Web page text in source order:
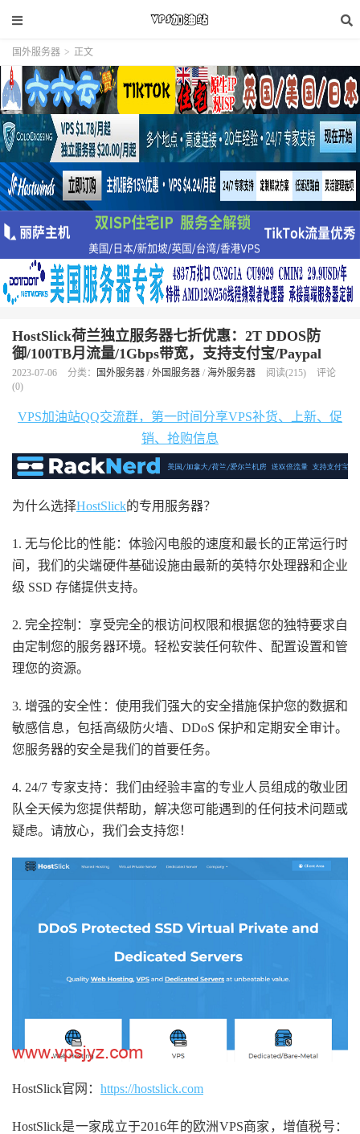
国外服务器 > 正文
HostSlick荷兰独立服务器七折优惠：2T DDOS防
御/100TB月流量/1Gbps带宽，支持支付宝/Paypal
2023-07-06 分类： 国外服务器 / 外国服务器 / 海外服务器 阅读(215)
评论
(0)
VPS加油站QQ交流群，第一时间分享VPS补货、上新、促
销、抢购信息
为什么选择HostSlick的专用服务器？
1. 无与伦比的性能：体验闪电般的速度和最长的正常运行时
间，我们的尖端硬件基础设施由最新的英特尔处理器和企业
级 SSD 存储提供支持。
2. 完全控制：享受完全的根访问权限和根据您的独特要求自
由定制您的服务器环境。轻松安装任何软件、配置设置和管
理您的资源。
3. 增强的安全性：使用我们强大的安全措施保护您的数据和
敏感信息，包括高级防火墙、DDoS 保护和定期安全审计。
您服务器的安全是我们的首要任务。
4. 24/7 专家支持：我们由经验丰富的专业人员组成的敬业团
队全天候为您提供帮助，解决您可能遇到的任何技术问题或
疑虑。请放心，我们会支持您！
HostSlick官网： https://hostslick.com
HostSlick是一家成立于2016年的欧洲VPS商家，增值税号：